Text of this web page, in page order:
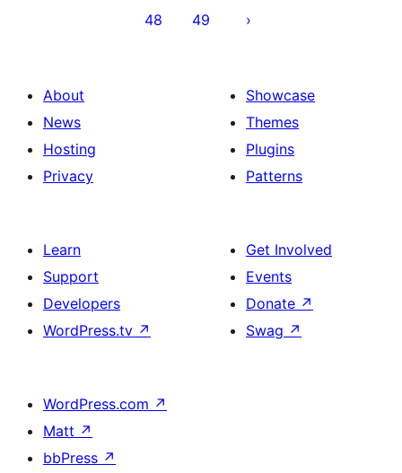
48 49
About
News
Hosting
Privacy
Showcase
Themes
Plugins
Patterns
Learn
Support
Developers
WordPress.tv ↗
Get Involved
Events
Donate ↗
Swag ↗
WordPress.com ↗
Matt ↗
bbPress ↗